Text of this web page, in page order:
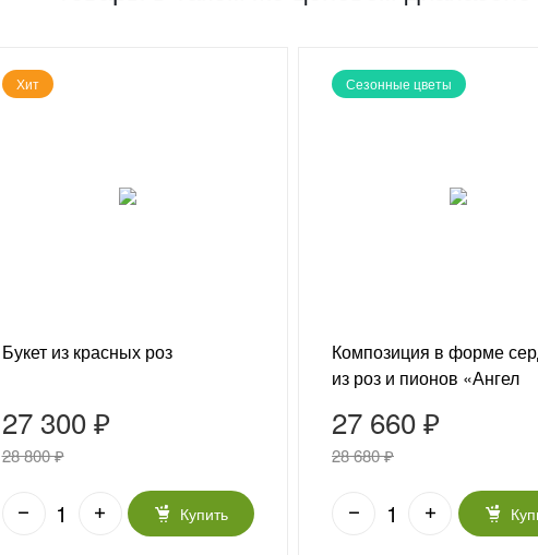
Хит
Букет из красных роз
27 300 ₽
28 800 ₽
Купить
Сезонные цветы
Композиция в форме
из роз и пионов «Ангел
27 660 ₽
28 680 ₽